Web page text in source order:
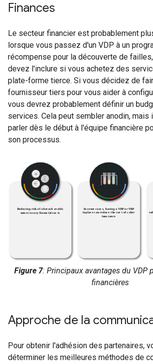
Finances
Le secteur financier est probablement
lorsque vous passez d'un VDP à un
récompense pour la découverte de
devez l'inclure si vous achetez des
plate-forme tierce. Si vous décidez de
fournisseur tiers pour vous aider à
vous devrez probablement définir un
services. Cela peut sembler anodin, mais
parler dès le début à l'équipe financière
son processus.
Figure 7: Principaux avantages du VDP
financières
Approche de la
Pour obtenir l'adhésion des partenaires,
déterminer les meilleures méthodes de